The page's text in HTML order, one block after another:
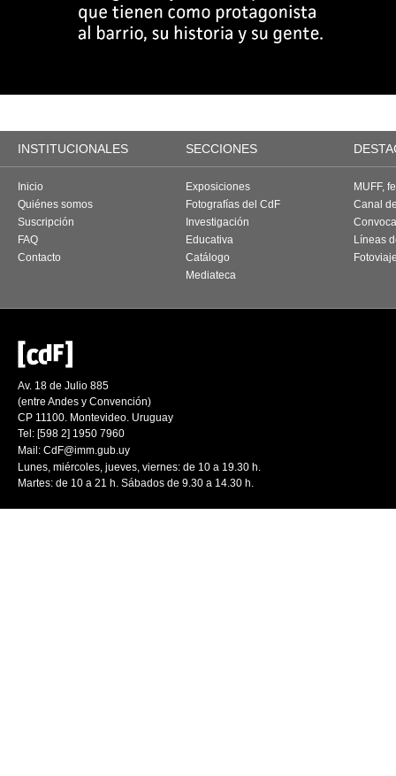
INSTITUCIONALES SECCIONES
Inicio
Quiénes somos
Suscripción
FAQ
Contacto
Exposiciones
Fotografías del CdF
Investigación
Educativa
Catálogo
Mediateca
MUFF,
Canal
Líneas
Av. 18 de Julio 885
(entre Andes y Convención)
CP 11100. Montevideo. Uruguay
Tel: [598 2] 1950 7960
Mail: CdF@imm.gub.uy
Lunes, miércoles, jueves, viernes: de 10 a 19.30 h.
Martes: de 10 a 21 h. Sábados de 9.30 a 14.30 h.